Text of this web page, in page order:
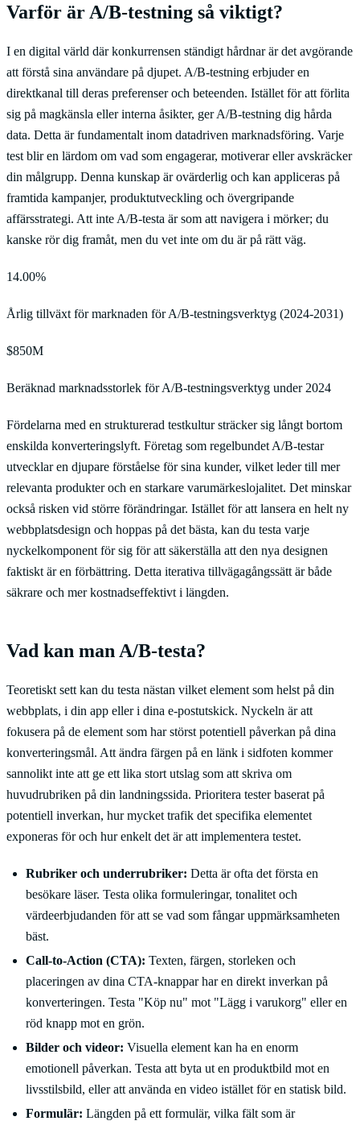
Varför är A/B-testning så viktigt?
I en digital värld där konkurrensen ständigt hårdnar är det avgörande
att förstå sina användare på djupet. A/B-testning erbjuder en
direktkanal till deras preferenser och beteenden. Istället för att förlita
sig på magkänsla eller interna åsikter, ger A/B-testning dig hårda
data. Detta är fundamentalt inom datadriven marknadsföring. Varje
test blir en lärdom om vad som engagerar, motiverar eller avskräcker
din målgrupp. Denna kunskap är ovärderlig och kan appliceras på
framtida kampanjer, produktutveckling och övergripande
affärsstrategi. Att inte A/B-testa är som att navigera i mörker; du
kanske rör dig framåt, men du vet inte om du är på rätt väg.
14.00%
Årlig tillväxt för marknaden för A/B-testningsverktyg (2024-2031)
$850M
Beräknad marknadsstorlek för A/B-testningsverktyg under 2024
Fördelarna med en strukturerad testkultur sträcker sig långt bortom
enskilda konverteringslyft. Företag som regelbundet A/B-testar
utvecklar en djupare förståelse för sina kunder, vilket leder till mer
relevanta produkter och en starkare varumärkeslojalitet. Det minskar
också risken vid större förändringar. Istället för att lansera en helt ny
webbplatsdesign och hoppas på det bästa, kan du testa varje
nyckelkomponent för sig för att säkerställa att den nya designen
faktiskt är en förbättring. Detta iterativa tillvägagångssätt är både
säkrare och mer kostnadseffektivt i längden.
Vad kan man A/B-testa?
Teoretiskt sett kan du testa nästan vilket element som helst på din
webbplats, i din app eller i dina e-postutskick. Nyckeln är att
fokusera på de element som har störst potentiell påverkan på dina
konverteringsmål. Att ändra färgen på en länk i sidfoten kommer
sannolikt inte att ge ett lika stort utslag som att skriva om
huvudrubriken på din landningssida. Prioritera tester baserat på
potentiell inverkan, hur mycket trafik det specifika elementet
exponeras för och hur enkelt det är att implementera testet.
Rubriker och underrubriker: Detta är ofta det första en
besökare läser. Testa olika formuleringar, tonalitet och
värdeerbjudanden för att se vad som fångar uppmärksamheten
bäst.
Call-to-Action (CTA): Texten, färgen, storleken och
placeringen av dina CTA-knappar har en direkt inverkan på
konverteringen. Testa "Köp nu" mot "Lägg i varukorg" eller en
röd knapp mot en grön.
Bilder och videor: Visuella element kan ha en enorm
emotionell påverkan. Testa att byta ut en produktbild mot en
livsstilsbild, eller att använda en video istället för en statisk bild.
Formulär: Längden på ett formulär, vilka fält som är